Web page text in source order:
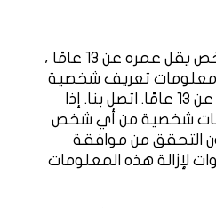
لا تخاطب خدمتنا أي شخص يقل عمره عن 13 عامًا ،
تعريف شخصية
من أي شخص يقل عمره عن 13 عامًا. اتصل بنا. إذا
شخصية من أي شخص
13 عامًا دون التحقق من موافقة
لإزالة هذه المعلومات